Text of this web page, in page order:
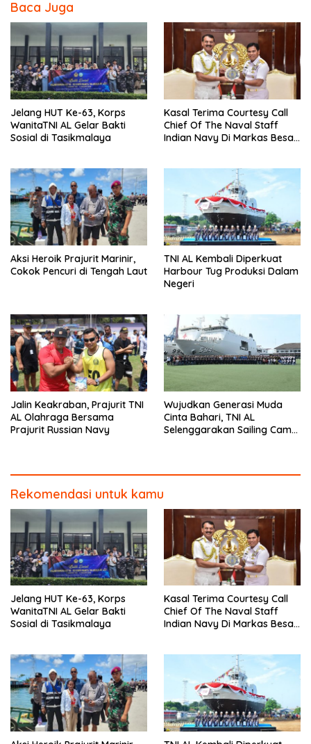
Baca Juga
Jelang HUT Ke-63, Korps
WanitaTNI AL Gelar Bakti
Sosial di Tasikmalaya
Kasal Terima Courtesy Call
Chief Of The Naval Staff
Indian Navy Di Markas Besar
Aksi Heroik Prajurit Marinir,
Cokok Pencuri di Tengah Laut
TNI AL Kembali Diperkuat
Harbour Tug Produksi Dalam
Negeri
Jalin Keakraban, Prajurit TNI
AL Olahraga Bersama
Prajurit Russian Navy
Wujudkan Generasi Muda
Cinta Bahari, TNI AL
Selenggarakan Sailing Camp
Rekomendasi untuk kamu
Jelang HUT Ke-63, Korps
WanitaTNI AL Gelar Bakti
Sosial di Tasikmalaya
Kasal Terima Courtesy Call
Chief Of The Naval Staff
Indian Navy Di Markas Besar